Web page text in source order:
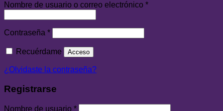
Nombre de usuario o correo electrónico *
Contraseña *
Recuérdame Acceso
¿Olvidaste la contraseña?
Registrarse
Nombre de usuario *